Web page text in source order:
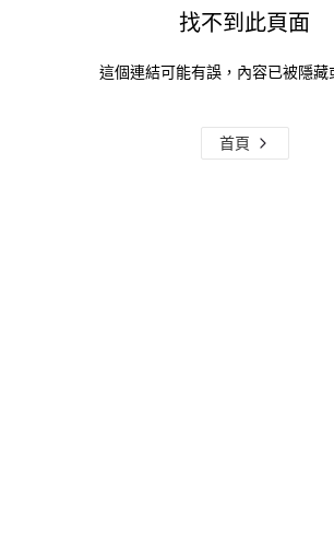
找不到此頁面
這個連結可能有誤，內容已被隱藏
首頁